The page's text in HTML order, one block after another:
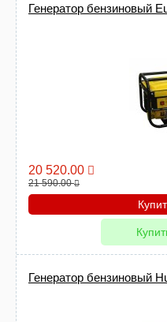
Генератор бензиновый
20 520.00
21 590.00
Генератор бензиновый